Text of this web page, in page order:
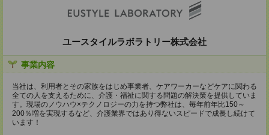
ユースタイルラボラトリー株式会社
事業内容
当社は、利用者とその家族をはじめ事業者、ケアワーカーなどケアに関わる
全ての人を支えるために、介護・福祉に関する問題の解決策を提供していま
す。現場のノウハウ×テクノロジーの力を持つ弊社は、毎年前年比150～
200％増を実現するなど、介護業界ではあり得ないスピードで成長し続けて
います！